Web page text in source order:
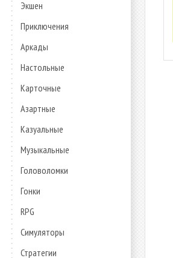
Экшен
Приключения
Аркады
Настольные
Карточные
Азартные
Казуальные
Музыкальные
Головоломки
Гонки
RPG
Симуляторы
Стратегии